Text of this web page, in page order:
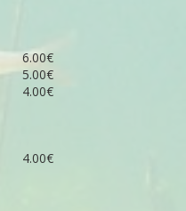
6.00€
5.00€
4.00€
4.00€